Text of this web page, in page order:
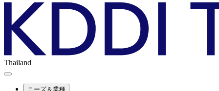
Thailand
ニーズ＆業種